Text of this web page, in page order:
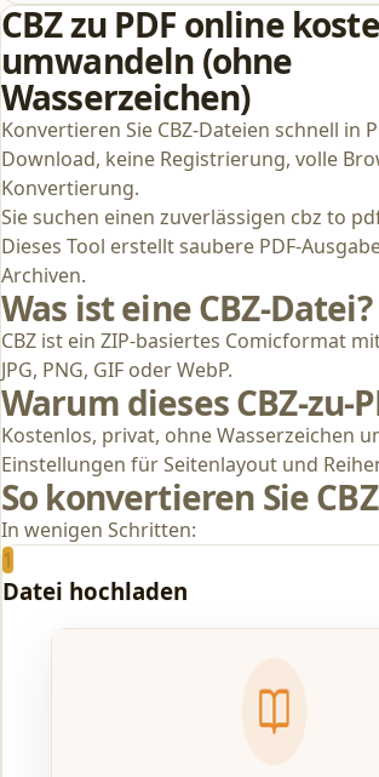
CBZ zu PDF online
umwandeln (ohne
Wasserzeichen)
Konvertieren Sie CBZ-Dateien schnell in
Download, keine Registrierung, volle
Konvertierung.
Sie suchen einen zuverlässigen cbz to
Dieses Tool erstellt saubere PDF-
Archiven.
Was ist eine CBZ-Datei?
CBZ ist ein ZIP-basiertes Comicformat
JPG, PNG, GIF oder WebP.
Warum dieses CBZ-zu-
Kostenlos, privat, ohne Wasserzeichen
Einstellungen für Seitenlayout und
So konvertieren Sie
In wenigen Schritten:
1
Datei hochladen